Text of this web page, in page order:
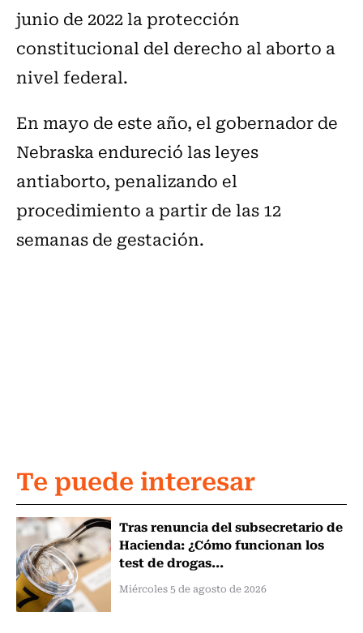
junio de 2022 la protección
constitucional del derecho al aborto a
nivel federal.
En mayo de este año, el gobernador de
Nebraska endureció las leyes
antiaborto, penalizando el
procedimiento a partir de las 12
semanas de gestación.
Te puede interesar
Tras renuncia del subsecretario de
Hacienda: ¿Cómo funcionan los
test de drogas...
Miércoles 5 de agosto de 2026